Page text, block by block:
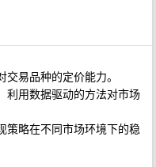
易品种的定价能力。
利用数据驱动的方法对市场
策略在不同市场环境下的稳